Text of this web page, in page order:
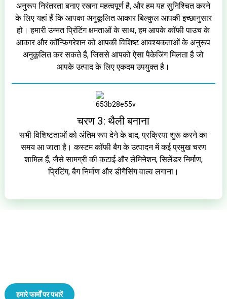
अनुरूप निरंतरता बनाए रखना महत्वपूर्ण है, और हम यह सुनिश्चित करने
के लिए यहां हैं कि आपका अनुकूलित आकार बिल्कुल आपकी इच्छानुसार
हो। हमारी उन्नत प्रिंटिंग क्षमताओं के साथ, हम आपके कॉफी पाउच के
आकार और कॉन्फ़िगरेशन को आपकी विशिष्ट आवश्यकताओं के अनुरूप
अनुकूलित कर सकते हैं, जिससे आपको ऐसा पैकेजिंग मिलता है जो
आपके उत्पाद के लिए एकदम उपयुक्त है।
चरण 3: थैली बनाना
सभी विशिष्टताओं को अंतिम रूप देने के बाद, प्रक्रिया शुरू करने का
समय आ जाता है। कस्टम कॉफी बैग के उत्पादन में कई प्रमुख चरण
शामिल हैं, जैसे सामग्री की कटाई और लेमिनेशन, सिलेंडर निर्माण,
प्रिंटिंग, बैग निर्माण और डीगैसिंग वाल्व लगाना।
हमारे फार्मों पर पधारें